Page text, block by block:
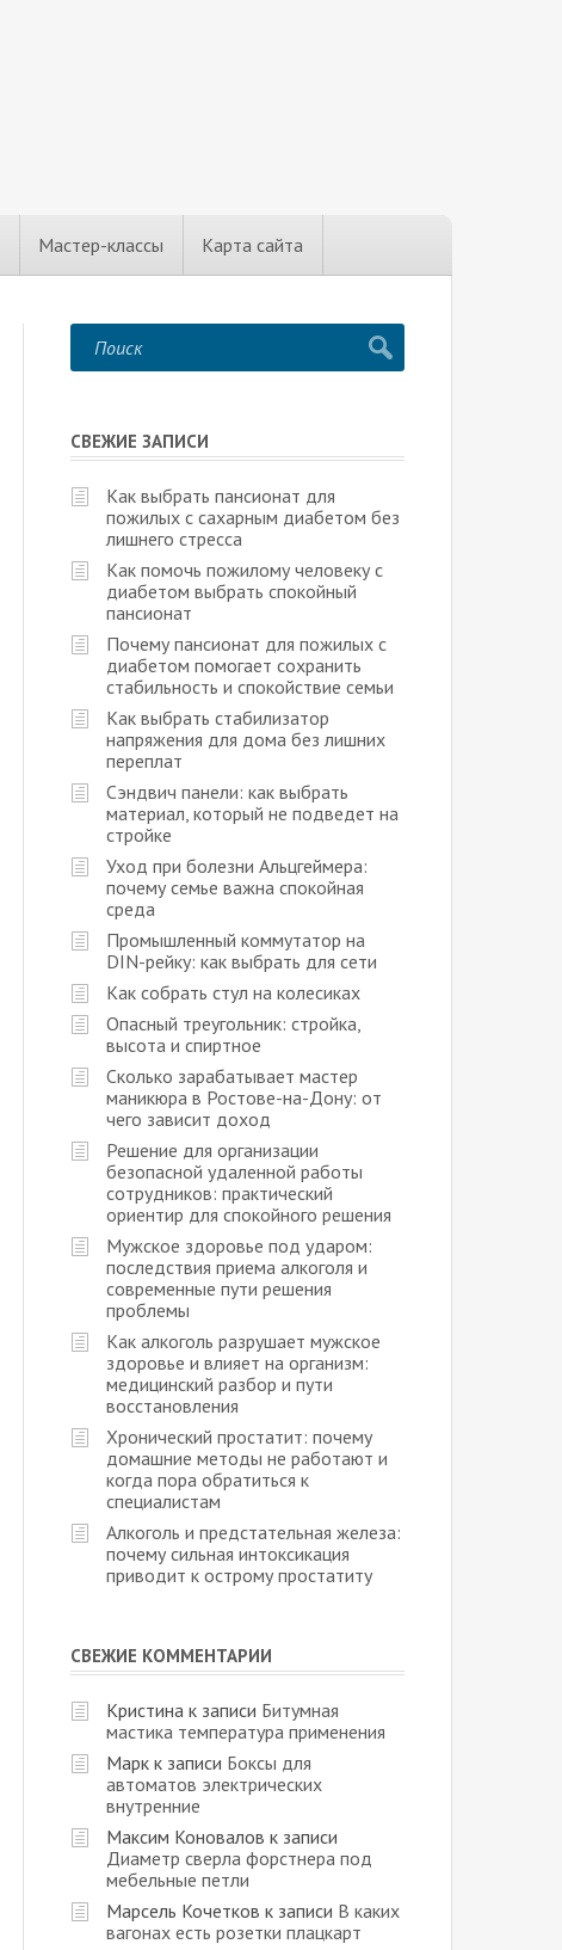
Мастер-классы Карта сайта
СВЕЖИЕ ЗАПИСИ
Как выбрать пансионат для
пожилых с сахарным диабетом без
лишнего стресса
Как помочь пожилому человеку с
диабетом выбрать спокойный
пансионат
Почему пансионат для пожилых с
диабетом помогает сохранить
стабильность и спокойствие семьи
Как выбрать стабилизатор
напряжения для дома без лишних
переплат
Сэндвич панели: как выбрать
материал, который не подведет на
стройке
Уход при болезни Альцгеймера:
почему семье важна спокойная
среда
Промышленный коммутатор на
DIN-рейку: как выбрать для сети
Как собрать стул на колесиках
Опасный треугольник: стройка,
высота и спиртное
Сколько зарабатывает мастер
маникюра в Ростове-на-Дону: от
чего зависит доход
Решение для организации
безопасной удаленной работы
сотрудников: практический
ориентир для спокойного решения
Мужское здоровье под ударом:
последствия приема алкоголя и
современные пути решения
проблемы
Как алкоголь разрушает мужское
здоровье и влияет на организм:
медицинский разбор и пути
восстановления
Хронический простатит: почему
домашние методы не работают и
когда пора обратиться к
специалистам
Алкоголь и предстательная железа:
почему сильная интоксикация
приводит к острому простатиту
СВЕЖИЕ КОММЕНТАРИИ
Кристина к записи Битумная
мастика температура применения
Марк к записи Боксы для
автоматов электрических
внутренние
Максим Коновалов к записи
Диаметр сверла форстнера под
мебельные петли
Марсель Кочетков к записи В каких
вагонах есть розетки плацкарт